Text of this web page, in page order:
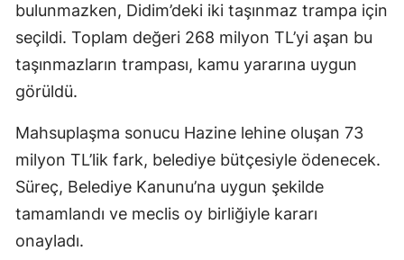
bulunmazken, Didim’deki iki taşınmaz trampa için
seçildi. Toplam değeri 268 milyon TL’yi aşan bu
taşınmazların trampası, kamu yararına uygun
görüldü.
Mahsuplaşma sonucu Hazine lehine oluşan 73
milyon TL’lik fark, belediye bütçesiyle ödenecek.
Süreç, Belediye Kanunu’na uygun şekilde
tamamlandı ve meclis oy birliğiyle kararı
onayladı.